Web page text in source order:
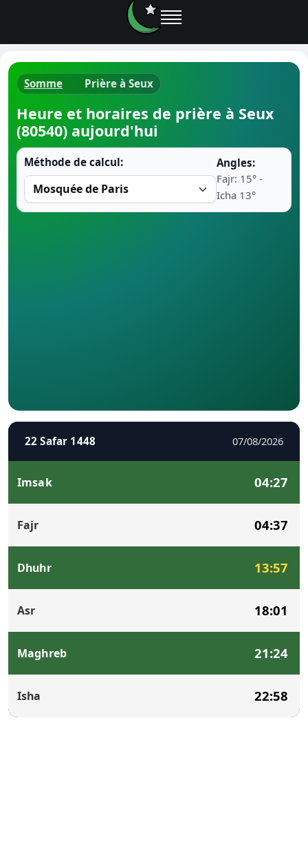
Ramadan
Somme Prière à Seux
Heure et horaires de prière à Seux
(80540) aujourd'hui
Méthode de calcul:
Angles:
Fajr: 15° -
Icha 13°
22 Safar 1448 07/08/2026
Imsak 04:27
Fajr 04:37
Dhuhr 13:57
Asr 18:01
Maghreb 21:24
Isha 22:58